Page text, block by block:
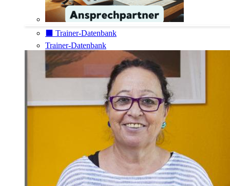
⬛️ Trainer-Datenbank
Trainer-Datenbank